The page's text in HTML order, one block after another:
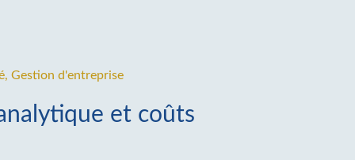
, Gestion d'entreprise
et coûts